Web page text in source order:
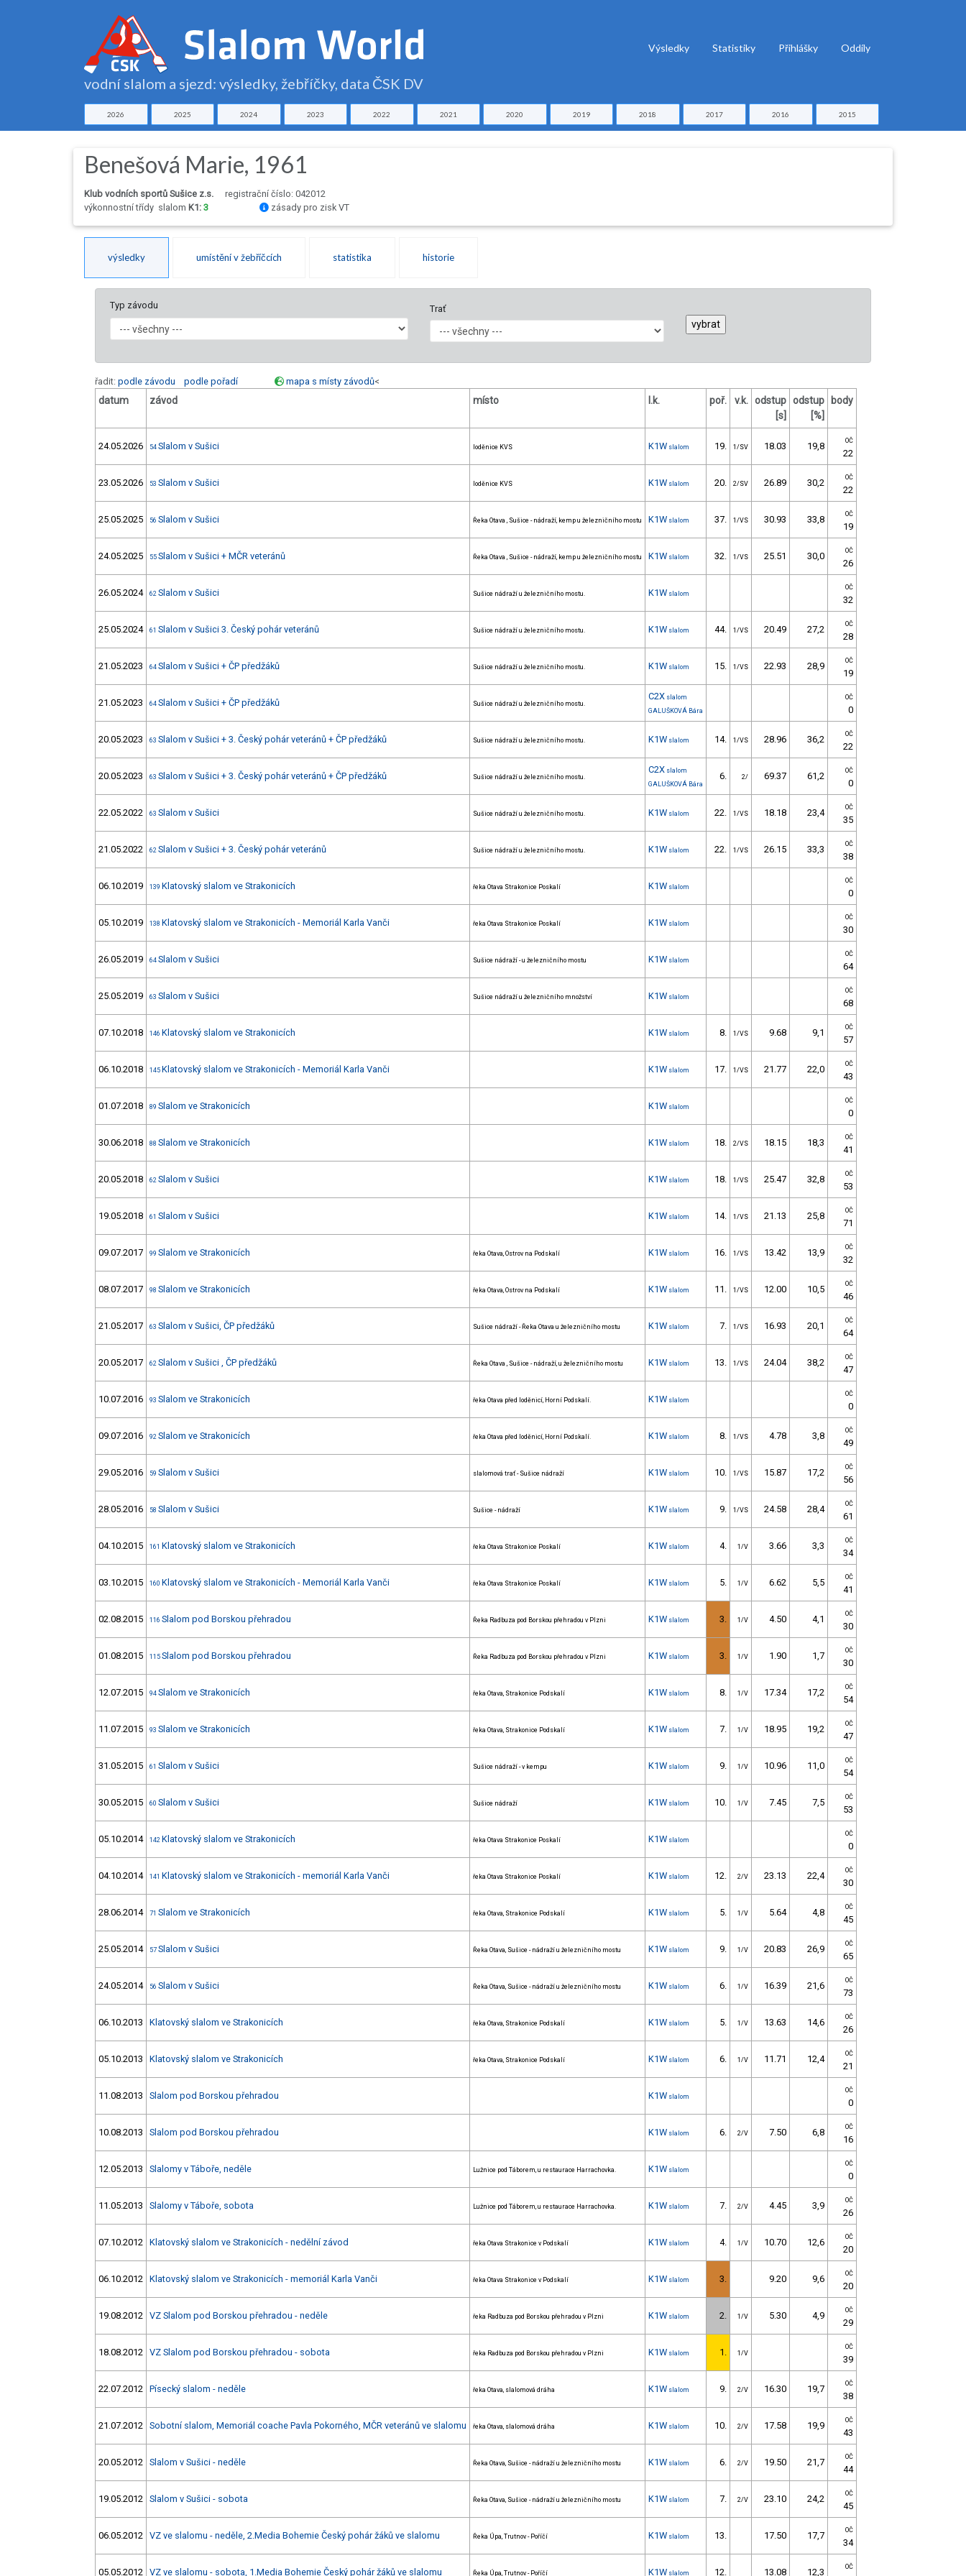
vodní slalom a sjezd: výsledky, žebříčky, data ČSK DV
Výsledky Statistiky Přihlášky Oddíly
2026 2025 2024 2023 2022 2021 2020 2019 2018 2017 2016 2015
Benešová Marie, 1961
Klub vodních sportů Sušice z.s.
registrační číslo: 042012
výkonnostní třídy slalom K1: 3 zásady pro zisk VT
výsledky umístění v žebříčcích statistika historie
Typ závodu Trať
řadit: podle závodu podle pořadí mapa s místy závodů<
datum závod místo l.k. poř. v.k. odstup
[s]
odstup
[%]
body
24.05.2026 54 Slalom v Sušici loděnice KVS K1W slalom 19. 1/SV 18.03 19,8 OČ
22
23.05.2026 53 Slalom v Sušici loděnice KVS K1W slalom 20. 2/SV 26.89 30,2 OČ
22
25.05.2025 56 Slalom v Sušici Řeka Otava , Sušice - nádraží, kemp u železničního mostu K1W slalom 37. 1/VS 30.93 33,8 OČ
19
24.05.2025 55 Slalom v Sušici + MČR veteránů Řeka Otava , Sušice - nádraží, kemp u železničního mostu K1W slalom 32. 1/VS 25.51 30,0 OČ
26
26.05.2024 62 Slalom v Sušici Sušice nádraží u železničního mostu. K1W slalom
OČ
32
25.05.2024 61 Slalom v Sušici 3. Český pohár veteránů Sušice nádraží u železničního mostu. K1W slalom 44. 1/VS 20.49 27,2 OČ
28
21.05.2023 64 Slalom v Sušici + ČP předžáků Sušice nádraží u železničního mostu. K1W slalom 15. 1/VS 22.93 28,9 OČ
19
21.05.2023 64 Slalom v Sušici + ČP předžáků Sušice nádraží u železničního mostu.
C2X slalom
GALUŠKOVÁ Bára
OČ
0
20.05.2023 63 Slalom v Sušici + 3. Český pohár veteránů + ČP předžáků Sušice nádraží u železničního mostu. K1W slalom 14. 1/VS 28.96 36,2 OČ
22
20.05.2023 63 Slalom v Sušici + 3. Český pohár veteránů + ČP předžáků Sušice nádraží u železničního mostu.
C2X slalom
GALUŠKOVÁ Bára
6. 2/ 69.37 61,2 OČ
0
22.05.2022 63 Slalom v Sušici Sušice nádraží u železničního mostu. K1W slalom 22. 1/VS 18.18 23,4 OČ
35
21.05.2022 62 Slalom v Sušici + 3. Český pohár veteránů Sušice nádraží u železničního mostu. K1W slalom 22. 1/VS 26.15 33,3 OČ
38
06.10.2019 139 Klatovský slalom ve Strakonicích řeka Otava Strakonice Poskalí K1W slalom
OČ
0
05.10.2019 138 Klatovský slalom ve Strakonicích - Memoriál Karla Vanči řeka Otava Strakonice Poskalí K1W slalom
OČ
30
26.05.2019 64 Slalom v Sušici Sušice nádraží - u železničního mostu K1W slalom
OČ
64
25.05.2019 63 Slalom v Sušici Sušice nádraží u železničního množství K1W slalom
OČ
68
07.10.2018 146 Klatovský slalom ve Strakonicích K1W slalom 8. 1/VS 9.68 9,1 OČ
57
06.10.2018 145 Klatovský slalom ve Strakonicích - Memoriál Karla Vanči K1W slalom 17. 1/VS 21.77 22,0 OČ
43
01.07.2018 89 Slalom ve Strakonicích K1W slalom
OČ
0
30.06.2018 88 Slalom ve Strakonicích K1W slalom 18. 2/VS 18.15 18,3 OČ
41
20.05.2018 62 Slalom v Sušici K1W slalom 18. 1/VS 25.47 32,8 OČ
53
19.05.2018 61 Slalom v Sušici K1W slalom 14. 1/VS 21.13 25,8 OČ
71
09.07.2017 99 Slalom ve Strakonicích řeka Otava, Ostrov na Podskalí K1W slalom 16. 1/VS 13.42 13,9 OČ
32
08.07.2017 98 Slalom ve Strakonicích řeka Otava, Ostrov na Podskalí K1W slalom 11. 1/VS 12.00 10,5 OČ
46
21.05.2017 63 Slalom v Sušici, ČP předžáků Sušice nádraží - Řeka Otava u železničního mostu K1W slalom 7. 1/VS 16.93 20,1 OČ
64
20.05.2017 62 Slalom v Sušici , ČP předžáků Řeka Otava , Sušice - nádraží, u železničního mostu K1W slalom 13. 1/VS 24.04 38,2 OČ
47
10.07.2016 93 Slalom ve Strakonicích řeka Otava před loděnicí, Horní Podskalí. K1W slalom
OČ
0
09.07.2016 92 Slalom ve Strakonicích řeka Otava před loděnicí, Horní Podskalí. K1W slalom 8. 1/VS 4.78 3,8 OČ
49
29.05.2016 59 Slalom v Sušici slalomová trať - Sušice nádraží K1W slalom 10. 1/VS 15.87 17,2 OČ
56
28.05.2016 58 Slalom v Sušici Sušice - nádraží K1W slalom 9. 1/VS 24.58 28,4 OČ
61
04.10.2015 161 Klatovský slalom ve Strakonicích řeka Otava Strakonice Poskalí K1W slalom 4. 1/V 3.66 3,3 OČ
34
03.10.2015 160 Klatovský slalom ve Strakonicích - Memoriál Karla Vanči řeka Otava Strakonice Poskalí K1W slalom 5. 1/V 6.62 5,5 OČ
41
02.08.2015 116 Slalom pod Borskou přehradou Řeka Radbuza pod Borskou přehradou v Plzni K1W slalom 3. 1/V 4.50 4,1 OČ
30
01.08.2015 115 Slalom pod Borskou přehradou Řeka Radbuza pod Borskou přehradou v Plzni K1W slalom 3. 1/V 1.90 1,7 OČ
30
12.07.2015 94 Slalom ve Strakonicích řeka Otava, Strakonice Podskalí K1W slalom 8. 1/V 17.34 17,2 OČ
54
11.07.2015 93 Slalom ve Strakonicích řeka Otava, Strakonice Podskalí K1W slalom 7. 1/V 18.95 19,2 OČ
47
31.05.2015 61 Slalom v Sušici Sušice nádraží - v kempu K1W slalom 9. 1/V 10.96 11,0 OČ
54
30.05.2015 60 Slalom v Sušici Sušice nádraží K1W slalom 10. 1/V 7.45 7,5 OČ
53
05.10.2014 142 Klatovský slalom ve Strakonicích řeka Otava Strakonice Poskalí K1W slalom
OČ
0
04.10.2014 141 Klatovský slalom ve Strakonicích - memoriál Karla Vanči řeka Otava Strakonice Poskalí K1W slalom 12. 2/V 23.13 22,4 OČ
30
28.06.2014 71 Slalom ve Strakonicích řeka Otava, Strakonice Podskalí K1W slalom 5. 1/V 5.64 4,8 OČ
45
25.05.2014 57 Slalom v Sušici Řeka Otava, Sušice - nádraží u železničního mostu K1W slalom 9. 1/V 20.83 26,9 OČ
65
24.05.2014 56 Slalom v Sušici Řeka Otava, Sušice - nádraží u železničního mostu K1W slalom 6. 1/V 16.39 21,6 OČ
73
06.10.2013 Klatovský slalom ve Strakonicích řeka Otava, Strakonice Podskalí K1W slalom 5. 1/V 13.63 14,6 OČ
26
05.10.2013 Klatovský slalom ve Strakonicích řeka Otava, Strakonice Podskalí K1W slalom 6. 1/V 11.71 12,4 OČ
21
11.08.2013 Slalom pod Borskou přehradou K1W slalom
OČ
0
10.08.2013 Slalom pod Borskou přehradou K1W slalom 6. 2/V 7.50 6,8 OČ
16
12.05.2013 Slalomy v Táboře, neděle Lužnice pod Táborem, u restaurace Harrachovka. K1W slalom
OČ
0
11.05.2013 Slalomy v Táboře, sobota Lužnice pod Táborem, u restaurace Harrachovka. K1W slalom 7. 2/V 4.45 3,9 OČ
26
07.10.2012 Klatovský slalom ve Strakonicích - nedělní závod řeka Otava Strakonice v Podskalí K1W slalom 4. 1/V 10.70 12,6 OČ
20
06.10.2012 Klatovský slalom ve Strakonicích - memoriál Karla Vanči řeka Otava Strakonice v Podskalí K1W slalom 3. 9.20 9,6 OČ
20
19.08.2012 VZ Slalom pod Borskou přehradou - neděle řeka Radbuza pod Borskou přehradou v Plzni K1W slalom 2. 1/V 5.30 4,9 OČ
29
18.08.2012 VZ Slalom pod Borskou přehradou - sobota řeka Radbuza pod Borskou přehradou v Plzni K1W slalom 1. 1/V
OČ
39
22.07.2012 Písecký slalom - neděle řeka Otava, slalomová dráha K1W slalom 9. 2/V 16.30 19,7 OČ
38
21.07.2012 Sobotní slalom, Memoriál coache Pavla Pokorného, MČR veteránů ve slalomu řeka Otava, slalomová dráha K1W slalom 10. 2/V 17.58 19,9 OČ
43
20.05.2012 Slalom v Sušici - neděle Řeka Otava, Sušice - nádraží u železničního mostu K1W slalom 6. 2/V 19.50 21,7 OČ
44
19.05.2012 Slalom v Sušici - sobota Řeka Otava, Sušice - nádraží u železničního mostu K1W slalom 7. 2/V 23.10 24,2 OČ
45
06.05.2012 VZ ve slalomu - neděle, 2.Media Bohemie Český pohár žáků ve slalomu Řeka Úpa, Trutnov - Poříčí K1W slalom 13. 17.50 17,7 OČ
34
05.05.2012 VZ ve slalomu - sobota, 1.Media Bohemie Český pohár žáků ve slalomu Řeka Úpa, Trutnov - Poříčí K1W slalom 12. 13.08 12,3 OČ